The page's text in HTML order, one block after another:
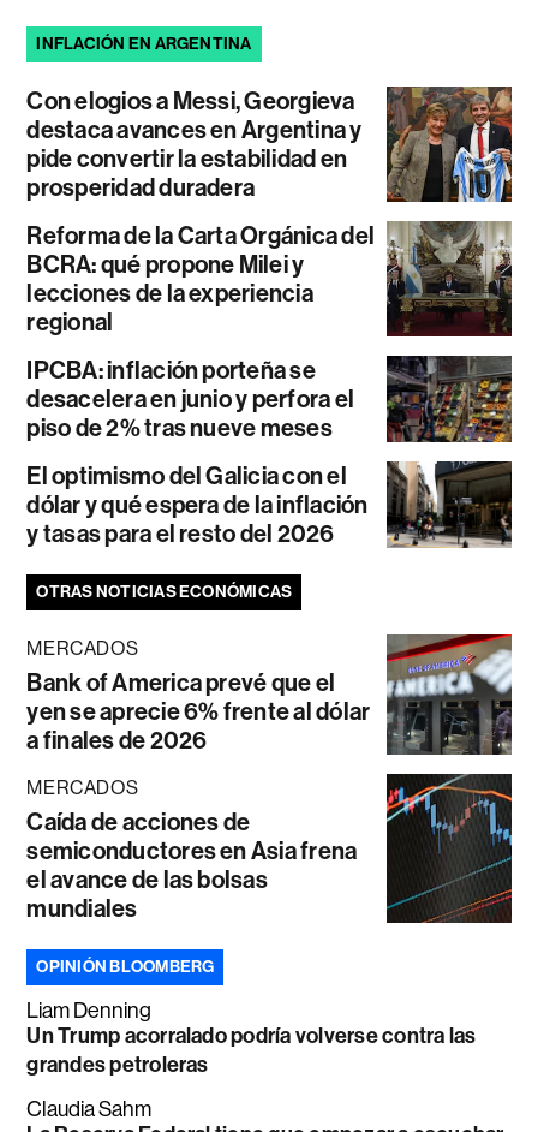
INFLACIÓN EN ARGENTINA
Con elogios a Messi, Georgieva
destaca avances en Argentina y
pide convertir la estabilidad en
prosperidad duradera
Reforma de la Carta Orgánica del
BCRA: qué propone Milei y
lecciones de la experiencia
regional
IPCBA: inflación porteña se
desacelera en junio y perfora el
piso de 2% tras nueve meses
El optimismo del Galicia con el
dólar y qué espera de la inflación
y tasas para el resto del 2026
OTRAS NOTICIAS ECONÓMICAS
MERCADOS
Bank of America prevé que el
yen se aprecie 6% frente al dólar
a finales de 2026
MERCADOS
Caída de acciones de
semiconductores en Asia frena
el avance de las bolsas
mundiales
OPINIÓN BLOOMBERG
Liam Denning
Un Trump acorralado podría volverse contra las
grandes petroleras
Claudia Sahm